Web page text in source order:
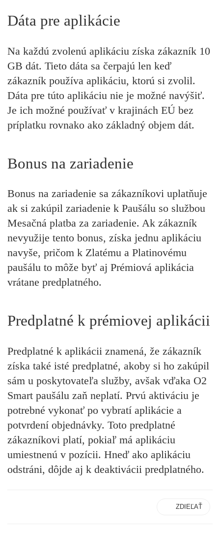
Dáta pre aplikácie
Na každú zvolenú aplikáciu získa zákazník 10
GB dát. Tieto dáta sa čerpajú len keď
zákazník používa aplikáciu, ktorú si zvolil.
Dáta pre túto aplikáciu nie je možné navýšiť.
Je ich možné používať v krajinách EÚ bez
príplatku rovnako ako základný objem dát.
Bonus na zariadenie
Bonus na zariadenie sa zákazníkovi uplatňuje
ak si zakúpil zariadenie k Paušálu so službou
Mesačná platba za zariadenie. Ak zákazník
nevyužije tento bonus, získa jednu aplikáciu
navyše, pričom k Zlatému a Platinovému
paušálu to môže byť aj Prémiová aplikácia
vrátane predplatného.
Predplatné k prémiovej aplikácii
Predplatné k aplikácii znamená, že zákazník
získa také isté predplatné, akoby si ho zakúpil
sám u poskytovateľa služby, avšak vďaka O2
Smart paušálu zaň neplatí. Prvú aktiváciu je
potrebné vykonať po vybratí aplikácie a
potvrdení objednávky. Toto predplatné
zákazníkovi platí, pokiaľ má aplikáciu
umiestnenú v pozícii. Hneď ako aplikáciu
odstráni, dôjde aj k deaktivácii predplatného.
ZDIEĽAŤ